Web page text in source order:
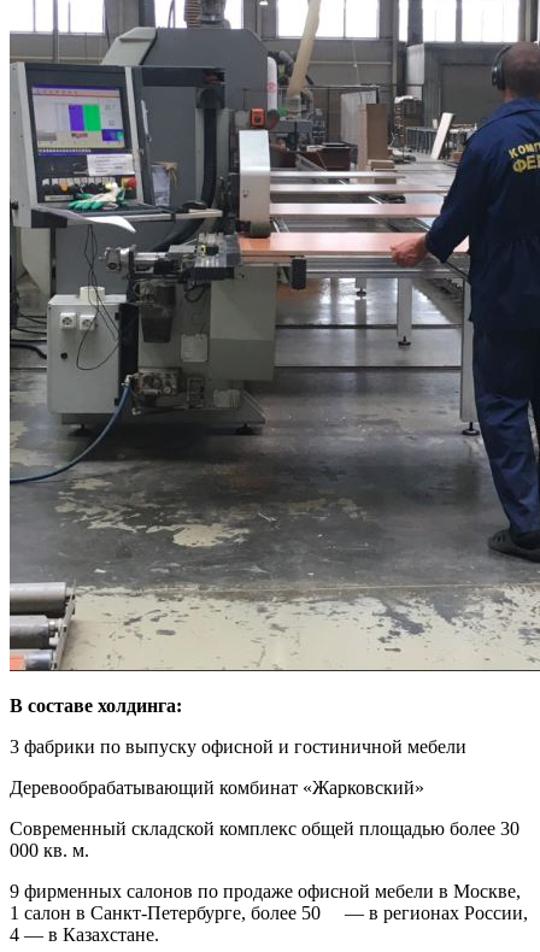
В составе холдинга:
3 фабрики по выпуску офисной и гостиничной мебели
Деревообрабатывающий комбинат «Жарковский»
Современный складской комплекс общей площадью более 30
000 кв. м.
9 фирменных салонов по продаже офисной мебели в Москве,
1 салон в Санкт-Петербурге, более 50 — в регионах России,
4 — в Казахстане.